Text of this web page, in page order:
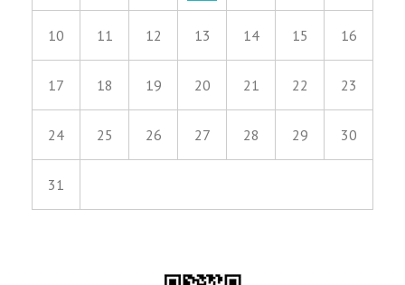
10 11 12 13 14 15 16
17 18 19 20 21 22 23
24 25 26 27 28 29 30
31